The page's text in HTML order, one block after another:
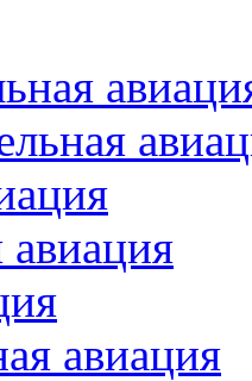
авиация